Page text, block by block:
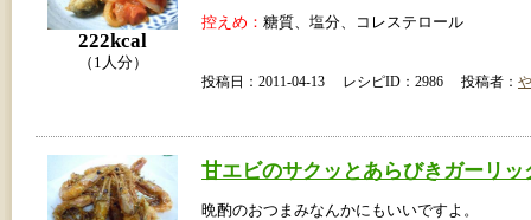
222kcal
（1人分）
控えめ： 糖質、塩分、コレステロール
投稿日：2011-04-13 レシピID：2986 投稿者：
甘エビのサクッとあらびきガーリッ
晩酌のおつまみなんかにもいいですよ。